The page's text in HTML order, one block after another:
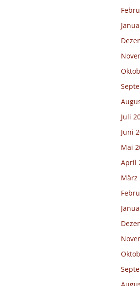
Juli
Juni
Mai
April
März